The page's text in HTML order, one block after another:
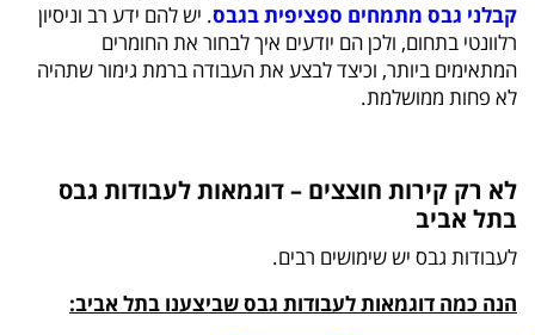
קבלני גבס מתמחים ספציפית בגבס. יש להם ידע רב וניסיון
רלוונטי בתחום, ולכן הם יודעים איך לבחור את החומרים
המתאימים ביותר, וכיצד לבצע את העבודה ברמת גימור שתהיה
לא פחות ממושלמת.
לא רק קירות חוצצים – דוגמאות לעבודות גבס
בתל אביב
לעבודות גבס יש שימושים רבים.
הנה כמה דוגמאות לעבודות גבס שביצענו בתל אביב: